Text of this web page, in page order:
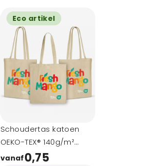
Eco artikel
Schoudertas katoen
OEKO-TEX® 140g/m²
38x42cm
vanaf0,75